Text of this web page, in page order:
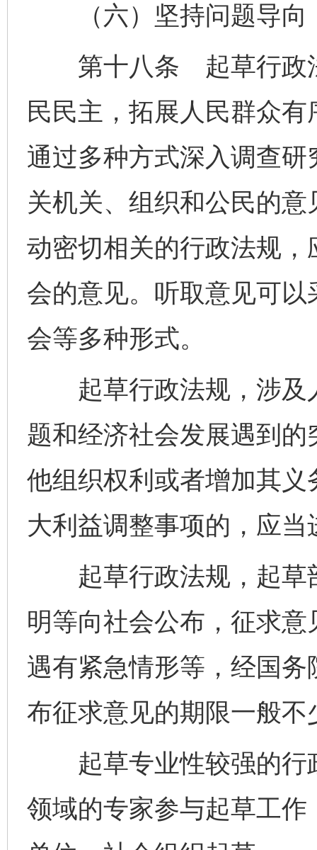
（六）坚持问题导向
第十八条 起草行政法
民民主，拓展人民群众
通过多种方式深入调查
关机关、组织和公民的
动密切相关的行政法规
会的意见。听取意见可
会等多种形式。
起草行政法规，涉及
题和经济社会发展遇到
他组织权利或者增加其
大利益调整事项的，应
起草行政法规，起草
明等向社会公布，征求
遇有紧急情形等，经国
布征求意见的期限一般不
起草专业性较强的行
领域的专家参与起草工